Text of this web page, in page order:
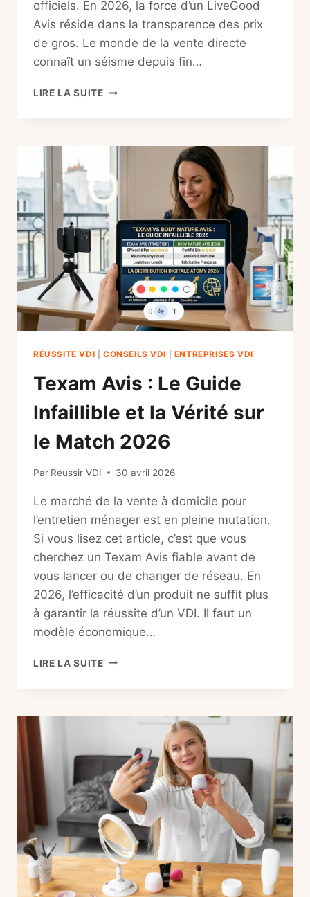
officiels. En 2026, la force d’un LiveGood
Avis réside dans la transparence des prix
de gros. Le monde de la vente directe
connaît un séisme depuis fin…
LIRE LA SUITELIVEGOOD
LA
SUR
LE
MODÈLE
MLM
PAR
ABONNEMENT
RÉUSSITE VDI CONSEILS VDI ENTREPRISES VDI
Texam Avis : Le Guide
Infaillible et la Vérité sur
le Match 2026
Par Réussir VDI 30 avril 2026
Le marché de la vente à domicile pour
l’entretien ménager est en pleine mutation.
Si vous lisez cet article, c’est que vous
cherchez un Texam Avis fiable avant de
vous lancer ou de changer de réseau. En
2026, l’efficacité d’un produit ne suffit plus
à garantir la réussite d’un VDI. Il faut un
modèle économique…
LIRE LA SUITETEXAM
GUIDE
VÉRITÉ
SUR
LE
MATCH
2026